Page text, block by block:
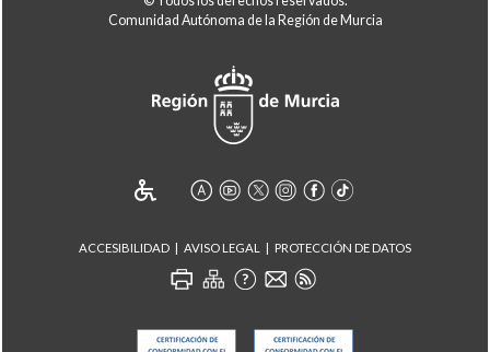
Comunidad Autónoma de la Región de Murcia
ACCESIBILIDAD AVISO LEGAL PROTECCIÓN DE DATOS